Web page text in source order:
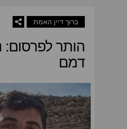
ברוך דיין האמת
הותר לפרסום:
דמם